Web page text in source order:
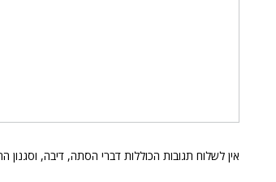
אין לשלוח תגובות הכוללות דברי הסתה, דיבה, וסגנון